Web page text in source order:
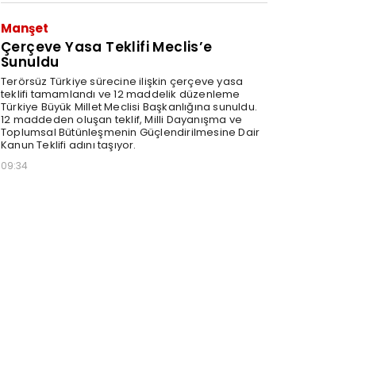
Manşet
Çerçeve Yasa Teklifi Meclis’e
Sunuldu
Terörsüz Türkiye sürecine ilişkin çerçeve yasa
teklifi tamamlandı ve 12 maddelik düzenleme
Türkiye Büyük Millet Meclisi Başkanlığına sunuldu.
12 maddeden oluşan teklif, Milli Dayanışma ve
Toplumsal Bütünleşmenin Güçlendirilmesine Dair
Kanun Teklifi adını taşıyor.
09:34